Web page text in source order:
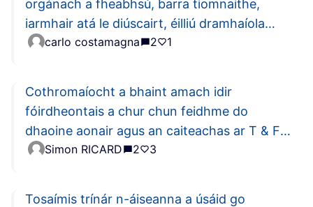
orgánach a fheabhsú, barra tiomnaithe,
iarmhair atá le diúscairt, éilliú dramhaíola
agus uisce a sheachaint
carlo costamagna 2 1
Cothromaíocht a bhaint amach idir
fóirdheontais a chur chun feidhme do
dhaoine aonair agus an caiteachas ar T & F a
mhéadú chun teicneolaíochtaí atá tíosach ar
Simon RICARD 2 3
Tosaímis trínár n-áiseanna a úsáid go